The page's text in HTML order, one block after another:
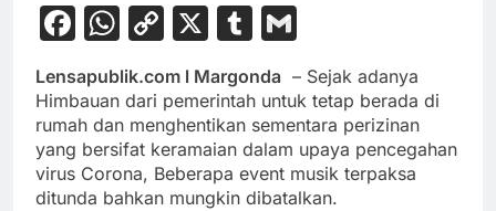
Facebook
WhatsApp
Copy
Link
X Tumblr
Lensapublik.com l Margonda – Sejak adanya
Himbauan dari pemerintah untuk tetap berada di
rumah dan menghentikan sementara perizinan
yang bersifat keramaian dalam upaya pencegahan
virus Corona, Beberapa event musik terpaksa
ditunda bahkan mungkin dibatalkan.